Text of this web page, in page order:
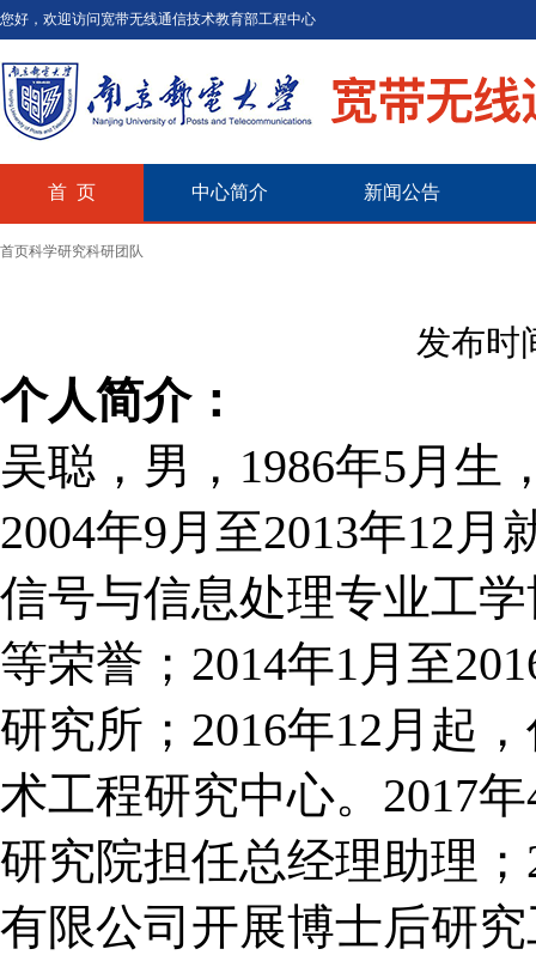
您好，欢迎访问宽带无线通信技术教育部工程中心
首 页 中心简介 新闻公告
首页科学研究科研团队
发布时
个人简介：
吴聪，男， 1986年5月生
2004年9月至2013年12月
信号与信息处理专业工
等荣誉； 2014年1月至
研究所； 2016年12月起，
术工程研究中心。 2017年
研究院担任总经理助理 ；
有限公司开展博士后研